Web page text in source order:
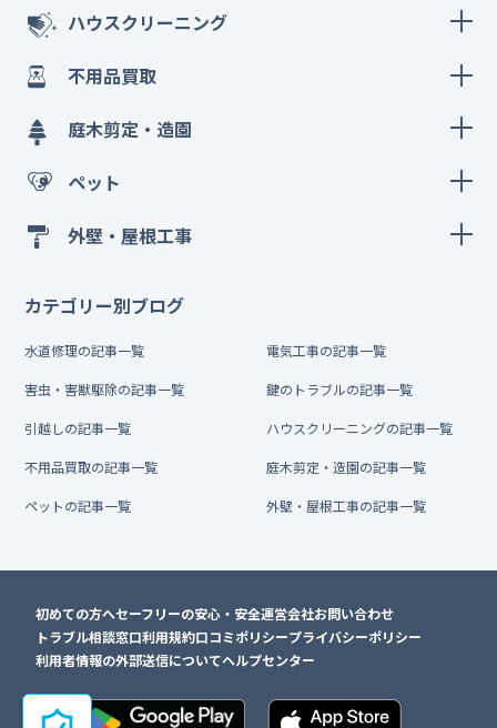
ハウスクリーニング
不用品買取
庭木剪定・造園
ペット
外壁・屋根工事
カテゴリー別ブログ
水道修理の記事一覧 電気工事の記事一覧
害虫・害獣駆除の記事一覧 鍵のトラブルの記事一覧
引越しの記事一覧 ハウスクリーニングの記事一覧
不用品買取の記事一覧 庭木剪定・造園の記事一覧
ペットの記事一覧 外壁・屋根工事の記事一覧
初めての方へセーフリーの安心・安全運営会社お問い合わせ
トラブル相談窓口利用規約口コミポリシープライバシーポリシー
利用者情報の外部送信についてヘルプセンター